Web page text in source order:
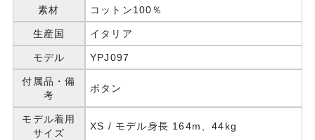
素材 コットン100％
生産国 イタリア
モデル YPJ097
付属品・備
考
ボタン
モデル着用
サイズ
XS / モデル身長 164m、44kg